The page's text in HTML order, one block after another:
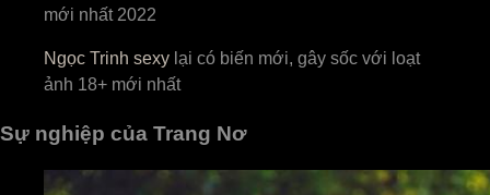
mới nhất 2022
Ngọc Trinh sexy lại có biến mới, gây sốc với loạt
ảnh 18+ mới nhất
Sự nghiệp của Trang Nơ